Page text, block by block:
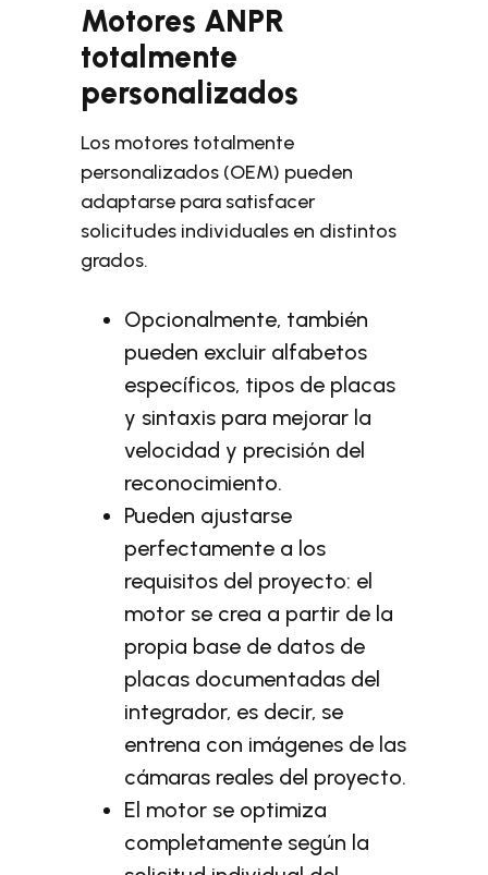
Motores ANPR
totalmente
personalizados
Los motores totalmente
personalizados (OEM) pueden
adaptarse para satisfacer
solicitudes individuales en distintos
grados.
Opcionalmente, también
pueden excluir alfabetos
específicos, tipos de placas
y sintaxis para mejorar la
velocidad y precisión del
reconocimiento.
Pueden ajustarse
perfectamente a los
requisitos del proyecto: el
motor se crea a partir de la
propia base de datos de
placas documentadas del
integrador, es decir, se
entrena con imágenes de las
cámaras reales del proyecto.
El motor se optimiza
completamente según la